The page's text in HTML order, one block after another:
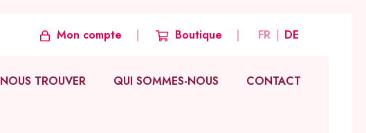
Mon compte Boutique FR DE
NOUS TROUVER QUI SOMMES-NOUS CONTACT